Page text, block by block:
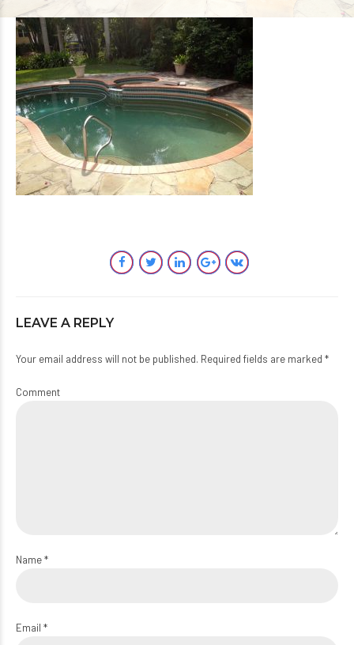
LEAVE A REPLY
Your email address will not be published. Required fields are marked *
Comment
Name *
Email *